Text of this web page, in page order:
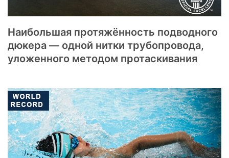
Наибольшая протяжённость подводного
дюкера — одной нитки трубопровода,
уложенного методом протаскивания